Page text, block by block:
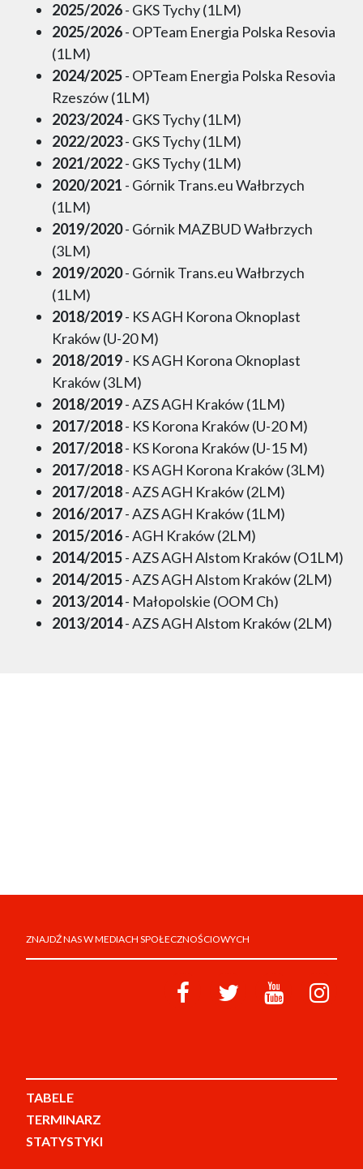
2025/2026- GKS Tychy (1LM)
2025/2026- OPTeam Energia Polska Resovia
(1LM)
2024/2025- OPTeam Energia Polska Resovia
Rzeszów (1LM)
2023/2024- GKS Tychy (1LM)
2022/2023- GKS Tychy (1LM)
2021/2022- GKS Tychy (1LM)
2020/2021 - Górnik Trans.eu Wałbrzych
(1LM)
2019/2020- Górnik MAZBUD Wałbrzych
(3LM)
2019/2020- Górnik Trans.eu Wałbrzych
(1LM)
2018/2019- KS AGH Korona Oknoplast
Kraków (U-20 M)
2018/2019- KS AGH Korona Oknoplast
Kraków (3LM)
2018/2019- AZS AGH Kraków (1LM)
2017/2018- KS Korona Kraków (U-20 M)
2017/2018- KS Korona Kraków (U-15 M)
2017/2018- KS AGH Korona Kraków (3LM)
2017/2018- AZS AGH Kraków (2LM)
2016/2017- AZS AGH Kraków (1LM)
2015/2016- AGH Kraków (2LM)
2014/2015- AZS AGH Alstom Kraków (O1LM)
2014/2015- AZS AGH Alstom Kraków (2LM)
2013/2014- Małopolskie (OOM Ch)
2013/2014- AZS AGH Alstom Kraków (2LM)
ZNAJDŹ NAS W MEDIACH SPOŁECZNOŚCIOWYCH
TABELE
TERMINARZ
STATYSTYKI